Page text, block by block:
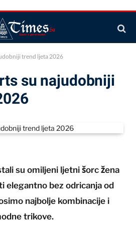
trend ljeta 2026
su najudobniji
su omiljeni ljetni šorc žena
elegantno bez odricanja od
najbolje kombinacije i
trikove.